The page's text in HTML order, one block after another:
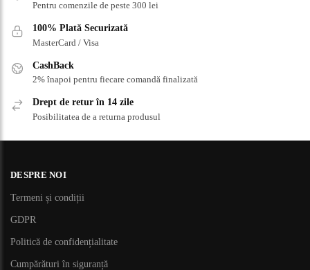
Pentru comenzile de peste 300 lei
100% Plată Securizată
MasterCard / Visa
CashBack
2% înapoi pentru fiecare comandă finalizată
Drept de retur în 14 zile
Posibilitatea de a returna produsul
DESPRE NOI
Termeni și condiții
GDPR
Politică de confidențialitate
Cumpărături în siguranță